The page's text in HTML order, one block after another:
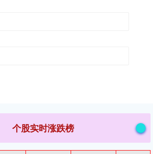
个股实时涨跌榜